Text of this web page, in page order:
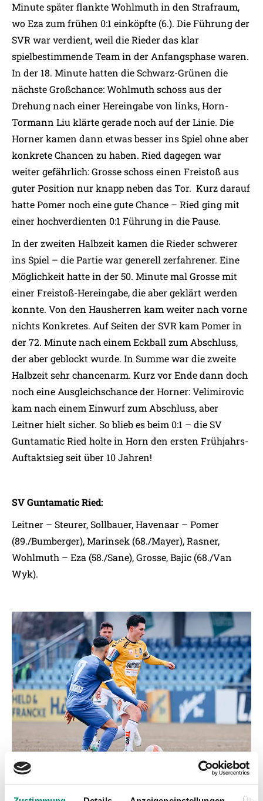
Minute später flankte Wohlmuth in den Strafraum,
wo Eza zum frühen 0:1 einköpfte (6.). Die Führung der
SVR war verdient, weil die Rieder das klar
spielbestimmende Team in der Anfangsphase waren.
In der 18. Minute hatten die Schwarz-Grünen die
nächste Großchance: Wohlmuth schoss aus der
Drehung nach einer Hereingabe von links, Horn-
Tormann Liu klärte gerade noch auf der Linie. Die
Horner kamen dann etwas besser ins Spiel ohne aber
konkrete Chancen zu haben. Ried dagegen war
weiter gefährlich: Grosse schoss einen Freistoß aus
guter Position nur knapp neben das Tor. Kurz darauf
hatte Pomer noch eine gute Chance – Ried ging mit
einer hochverdienten 0:1 Führung in die Pause.
In der zweiten Halbzeit kamen die Rieder schwerer
ins Spiel – die Partie war generell zerfahrener. Eine
Möglichkeit hatte in der 50. Minute mal Grosse mit
einer Freistoß-Hereingabe, die aber geklärt werden
konnte. Von den Hausherren kam weiter nach vorne
nichts Konkretes. Auf Seiten der SVR kam Pomer in
der 72. Minute nach einem Eckball zum Abschluss,
der aber geblockt wurde. In Summe war die zweite
Halbzeit sehr chancenarm. Kurz vor Ende dann doch
noch eine Ausgleichschance der Horner: Velimirovic
kam nach einem Einwurf zum Abschluss, aber
Leitner hielt sicher. So blieb es beim 0:1 – die SV
Guntamatic Ried holte in Horn den ersten Frühjahrs-
Auftaktsieg seit über 10 Jahren!
SV Guntamatic Ried:
Leitner – Steurer, Sollbauer, Havenaar – Pomer
(89./Bumberger), Marinsek (68./Mayer), Rasner,
Wohlmuth – Eza (58./Sane), Grosse, Bajic (68./Van
Wyk).